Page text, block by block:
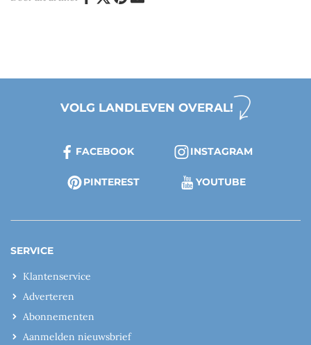
VOLG LANDLEVEN OVERAL!
FACEBOOK INSTAGRAM
PINTEREST YOUTUBE
SERVICE
Klantenservice
Adverteren
Abonnementen
Aanmelden nieuwsbrief